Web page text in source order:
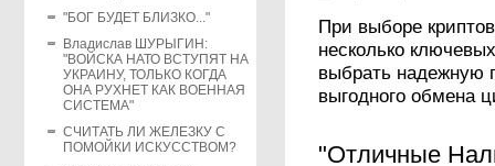
"БОГ БУДЕТ БЛИЗКО..."
Владислав ШУРЫГИН:
"ВОЙСКА НАТО ВСТУПЯТ НА
УКРАИНУ, ТОЛЬКО КОГДА
ОНА РУХНЕТ КАК ВОЕННАЯ
СИСТЕМА"
СЧИТАТЬ ЛИ ЖЕЛЕЗКУ С
ПОМОЙКИ ИСКУССТВОМ?
При выборе
несколько
выбрать надежную
выгодного обмена
"Отличные